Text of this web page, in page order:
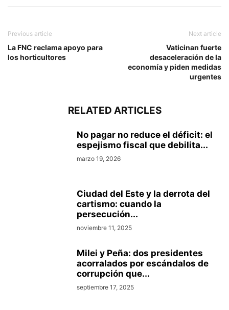
Previous article
La FNC reclama apoyo para
los horticultores
Next article
Vaticinan fuerte
desaceleración de la
economía y piden medidas
urgentes
RELATED ARTICLES
No pagar no reduce el déficit: el
espejismo fiscal que debilita...
marzo 19, 2026
Ciudad del Este y la derrota del
cartismo: cuando la
persecución...
noviembre 11, 2025
Milei y Peña: dos presidentes
acorralados por escándalos de
corrupción que...
septiembre 17, 2025